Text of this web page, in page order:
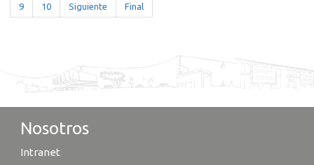
9 10 Siguiente Final
Nosotros
Intranet